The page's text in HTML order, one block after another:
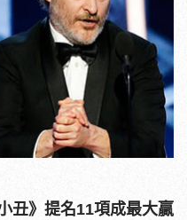
丑》提名11項成最大贏